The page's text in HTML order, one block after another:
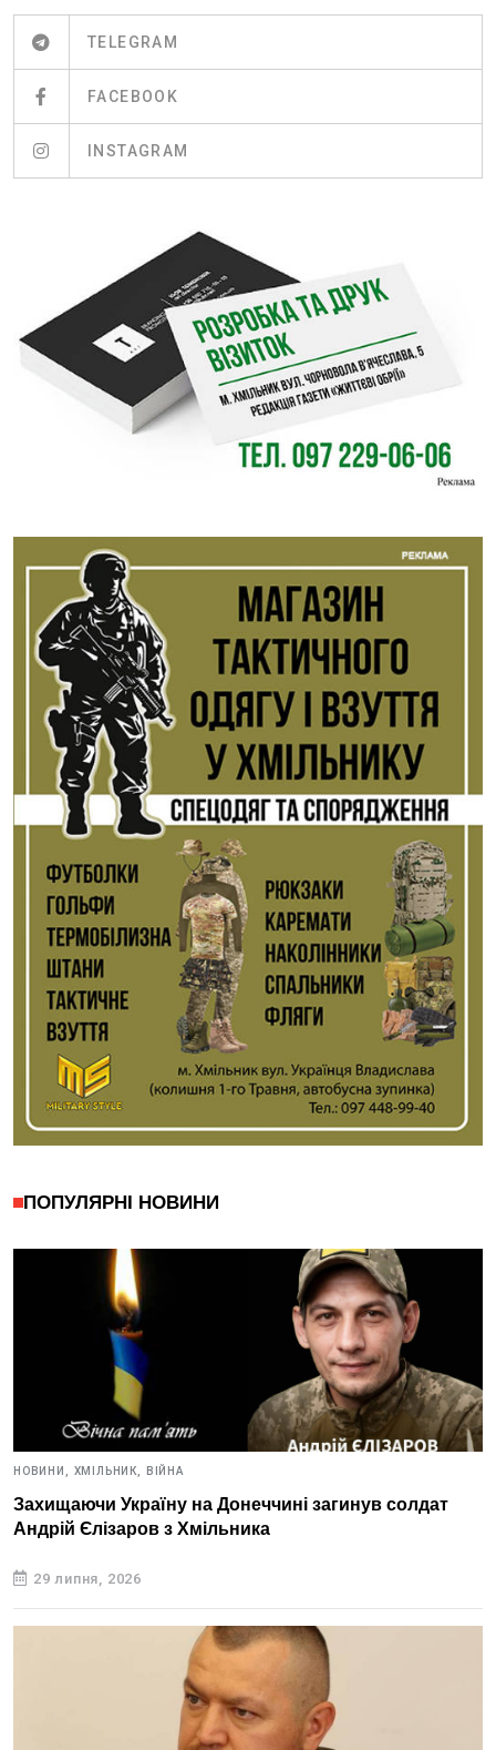
TELEGRAM
FACEBOOK
INSTAGRAM
ПОПУЛЯРНІ НОВИНИ
НОВИНИ, ХМІЛЬНИК, ВІЙНА
Захищаючи Україну на Донеччині загинув солдат
Андрій Єлізаров з Хмільника
29 липня, 2026